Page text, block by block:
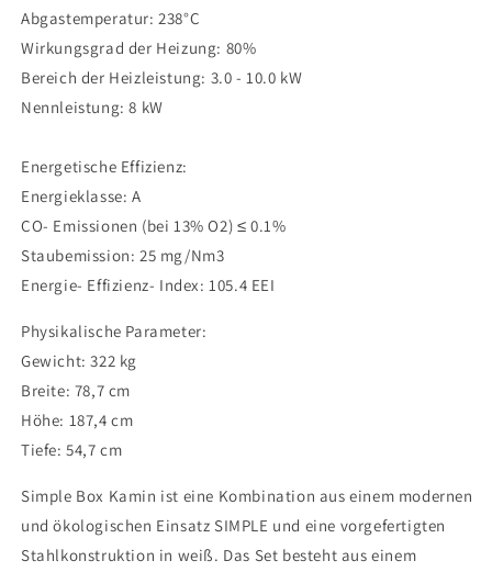
Abgastemperatur: 238°C
Wirkungsgrad der Heizung: 80%
Bereich der Heizleistung: 3.0 - 10.0 kW
Nennleistung: 8 kW
Energetische Effizienz:
Energieklasse: A
CO- Emissionen (bei 13% O2) ≤ 0.1%
Staubemission: 25 mg/Nm3
Energie- Effizienz- Index: 105.4 EEI
Physikalische Parameter:
Gewicht: 322 kg
Breite: 78,7 cm
Höhe: 187,4 cm
Tiefe: 54,7 cm
Simple Box Kamin ist eine Kombination aus einem modernen
und ökologischen Einsatz SIMPLE und eine vorgefertigten
Stahlkonstruktion in weiß. Das Set besteht aus einem